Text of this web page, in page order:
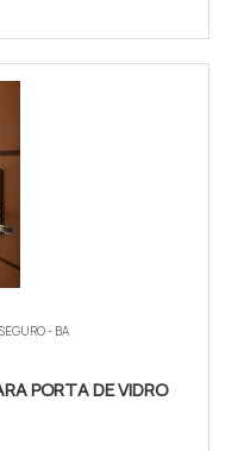
- BA
PORTA DE VIDRO